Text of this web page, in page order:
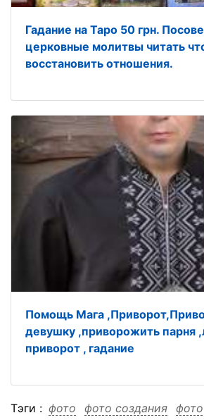
Гадание на Таро 50 грн.
церковные молитвы читать
восстановить отношения.
Помощь Мага
девушку ,приворожить парня
приворот , гадание
Тэги : фото фото создания